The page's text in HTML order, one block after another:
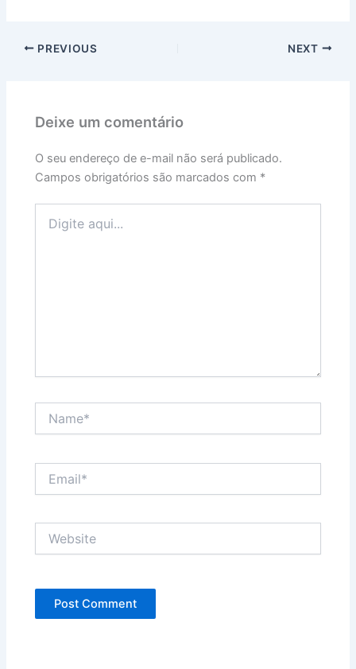
PREVIOUS NEXT
Deixe um comentário
O seu endereço de e-mail não será publicado.
Campos obrigatórios são marcados com *
aqui...